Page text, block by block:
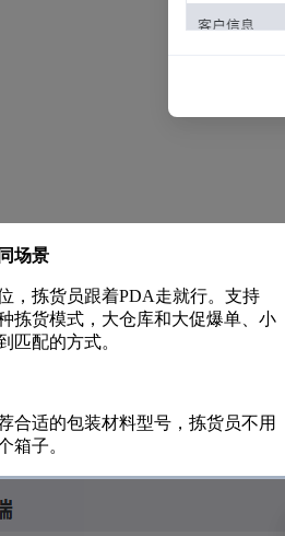
场景
，拣货员跟着PDA走就行。支持
拣货模式，大仓库和大促爆单、小
匹配的方式。
合适的包装材料型号，拣货员不用
箱子。